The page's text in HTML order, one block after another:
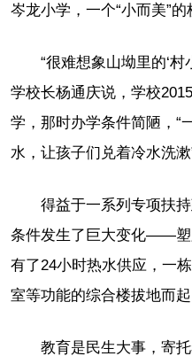
岑龙小学，一个“小而美”的
“很难想象山坳里的‘
学校长杨通庆说，学校
学，那时办学条件简陋，“
水，让孩子们兑着冷水洗漱”
得益于一系列专项扶
条件发生了巨大变化——塑
有了24小时热水供应，一
室等功能的综合楼拔地而起
教育是民生大事，寄